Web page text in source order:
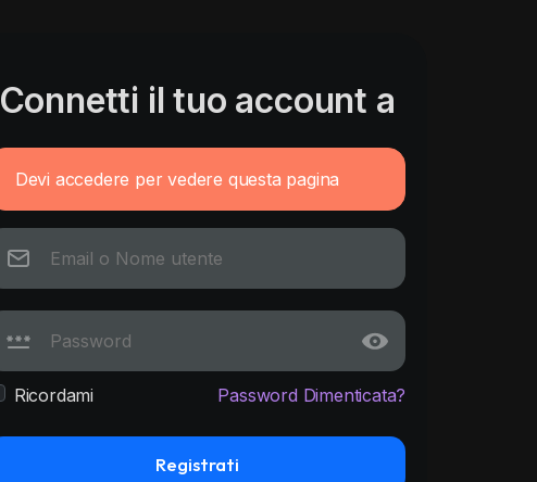
Connetti il tuo account a
Devi accedere per vedere questa pagina
Ricordami Password Dimenticata?
Registrati